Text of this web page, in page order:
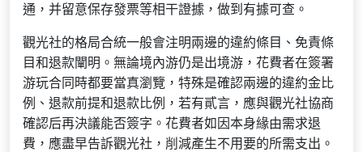
通，并留意保存發票等相干證據，做到有據可查。
觀光社的格局合統一般會注明兩邊的違約條目、免責條
目和退款闡明。無論境內游仍是出境游，花費者在簽署
游玩合同時都要當真瀏覽，特殊是確認兩邊的違約金比
例、退款前提和退款比例，若有貳言，應與觀光社協商
確認后再決議能否簽字。花費者如因本身緣由需求退
費，應盡早告訴觀光社，削減產生不用要的所需支出。